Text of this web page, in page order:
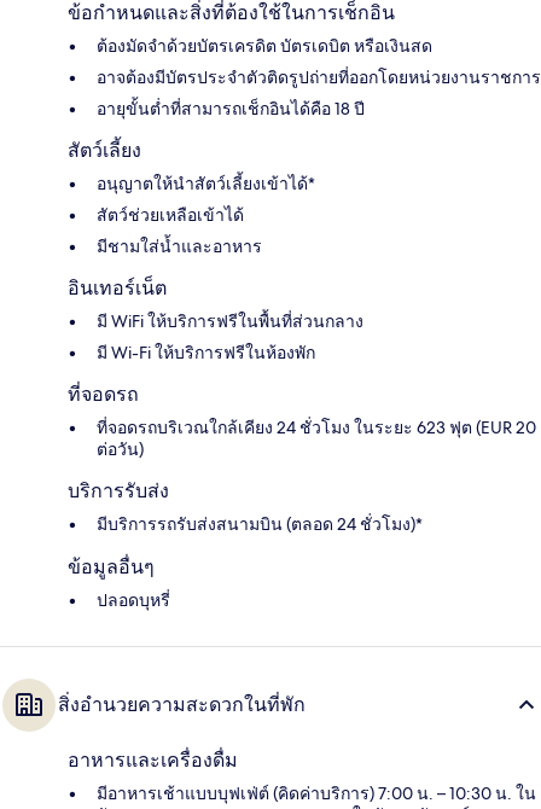
ข้อกำหนดและสิ่งที่ต้องใช้ในการเช็กอิน
ต้องมัดจำด้วยบัตรเครดิต บัตรเดบิต หรือเงินสด
อาจต้องมีบัตรประจำตัวติดรูปถ่ายที่ออกโดยหน่วยงานราชการ
อายุขั้นต่ำที่สามารถเช็กอินได้คือ 18 ปี
สัตว์เลี้ยง
อนุญาตให้นำสัตว์เลี้ยงเข้าได้*
สัตว์ช่วยเหลือเข้าได้
มีชามใส่น้ำและอาหาร
อินเทอร์เน็ต
มี WiFi ให้บริการฟรีในพื้นที่ส่วนกลาง
มี Wi-Fi ให้บริการฟรีในห้องพัก
ที่จอดรถ
ที่จอดรถบริเวณใกล้เคียง 24 ชั่วโมง ในระยะ 623 ฟุต (EUR 20
ต่อวัน)
บริการรับส่ง
มีบริการรถรับส่งสนามบิน (ตลอด 24 ชั่วโมง)*
ข้อมูลอื่นๆ
ปลอดบุหรี่
สิ่งอำนวยความสะดวกในที่พัก
อาหารและเครื่องดื่ม
มีอาหารเช้าแบบบุฟเฟ่ต์ (คิดค่าบริการ) 7:00 น. – 10:30 น. ใน